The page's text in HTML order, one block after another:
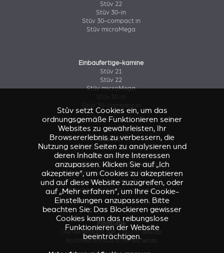
Stûv 22
Stûv 30-in
Stûv 30-compact in
Stûv microMega
Einbaufertige-kamine
Stûv 21
Stûv 22
Stûv microMega
Zubehör
Zubehörteil Stûv 16
Zubehörteile & Verkleidungen Stûv 21
Zubehörteile & Verkleidungen Stûv 21
Zubehörteil Stûv microMega
Zubehörteil Stûv 30
Zubehörteil Stûv 30-compact
Fallstudie
Die Verheißung der Zukunft
Architektenhaus in Nîmes
Stûv setzt Cookies ein, um das
ordnungsgemäße Funktionieren seiner
Websites zu gewährleisten, Ihr
Browsererlebnis zu verbessern, die
Nutzung seiner Seiten zu analysieren und
deren Inhalte an Ihre Interessen
anzupassen. Klicken Sie auf „Ich
akzeptiere“, um Cookies zu akzeptieren
und auf diese Website zuzugreifen, oder
auf „Mehr erfahren“, um Ihre Cookie-
Einstellungen anzupassen. Bitte
beachten Sie: Das Blockieren gewisser
Cookies kann das reibungslose
Funktionieren der Website
beeinträchtigen.